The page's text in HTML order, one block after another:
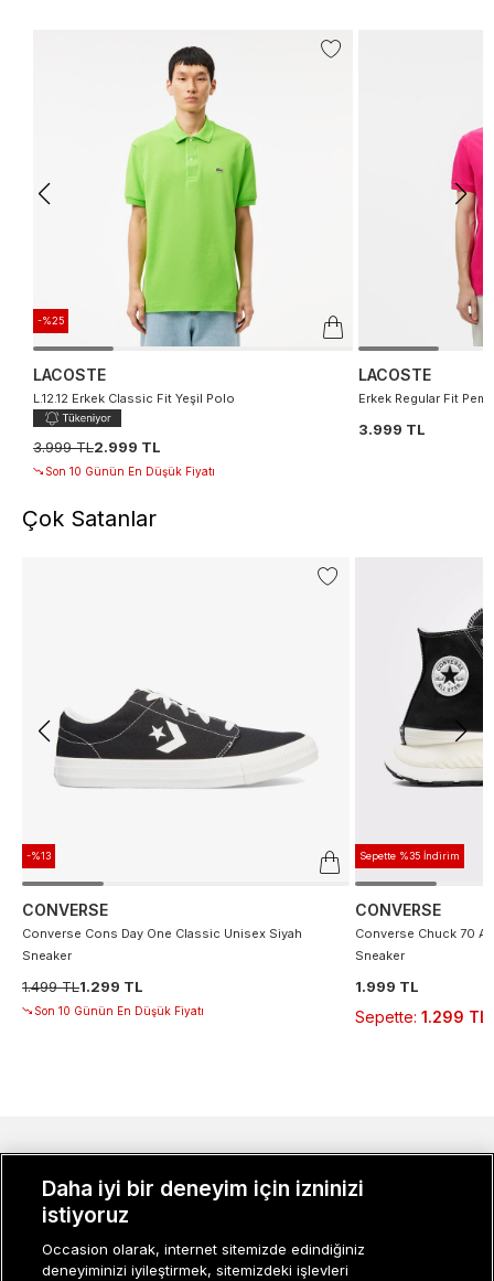
-%25
LACOSTE
L.12.12 Erkek Classic Fit Yeşil Polo
3.999 TL2.999 TL
Son 10 Günün En Düşük Fiyatı
LACOSTE
Erkek Regular Fit
3.999 TL
Çok Satanlar
-%13
CONVERSE
Converse Cons Day One Classic Unisex Siyah
Sneaker
1.499 TL1.299 TL
Son 10 Günün En Düşük Fiyatı
Sepette %35 İndirim
CONVERSE
Converse Chuck 70
Sneaker
1.999 TL
Sepette: 1.299 TL
MÜŞTERI İLIŞKILERI
KURUMSAL
KADIN KATEGORILER
Daha iyi bir deneyim için izninizi
istiyoruz
Occasion olarak, internet sitemizde edindiğiniz
deneyiminizi iyileştirmek, sitemizdeki işlevleri